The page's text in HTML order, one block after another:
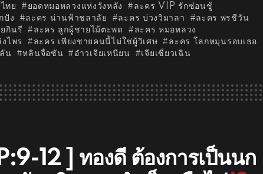
ทย ยอดหมอหลวงแห่งวังหลัง
ละคร VIP รักซ่อนชู้
ปัง ละคร น่านฟ้าชลาลัย ละคร บ่วงวิมาลา
ละคร พรชีวัน
กินรี ละคร ลูกผู้ชายไม้ตะพด
ละคร หมอหลวง
ไพร ละคร เพียงชายคนนี้ไม่ใช่ผู้วิเศษ
ละคร โลกหมุนรอบเธอ
น หลินจื่อซัน อ๋าวเจียเหนียน เจียเซี่ยวเฉิน
12 ] ทองดี ต้องการเป็นนก